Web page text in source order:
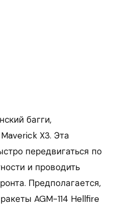
багги,
X3. Эта
передвигаться по
и проводить
Предполагается,
AGM-114 Hellfire